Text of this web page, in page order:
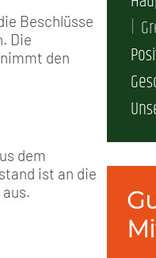
Winter (Ski-
Seniorenpolitik
AG)
Fünf-Tage-Woche
Entgeltes - Mehr
Unfallversicherung
Beschlüsse
Die
den
dem
ist an die